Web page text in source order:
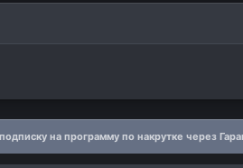
на программу по накрутке через